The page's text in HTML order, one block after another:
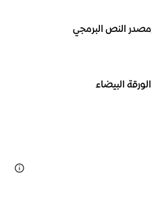
مصدر النص البرمجي
الورقة البيضاء